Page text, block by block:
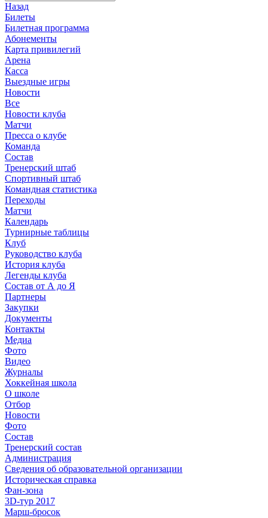
Назад
Билеты
Билетная программа
Абонементы
Карта привилегий
Арена
Касса
Выездные игры
Новости
Все
Новости клуба
Матчи
Пресса о клубе
Команда
Состав
Тренерский штаб
Спортивный штаб
Командная статистика
Переходы
Матчи
Календарь
Турнирные таблицы
Клуб
Руководство клуба
История клуба
Легенды клуба
Состав от А до Я
Партнеры
Закупки
Документы
Контакты
Медиа
Фото
Видео
Журналы
Хоккейная школа
О школе
Отбор
Новости
Фото
Состав
Тренерский состав
Администрация
Сведения об образовательной организации
Историческая справка
Фан-зона
3D-тур 2017
Марш-бросок